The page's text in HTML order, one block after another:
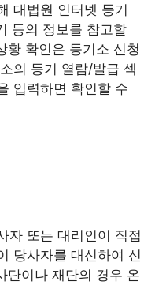
대법원 인터넷 등기
등의 정보를 참고할
황 확인은 등기소 신청
의 등기 열람/발급 섹
입력하면 확인할 수
자 또는 대리인이 직접
당사자를 대신하여 신
단이나 재단의 경우 온